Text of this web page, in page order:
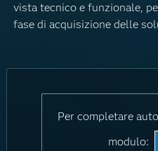
vista tecnico e funzionale,
fase di acquisizione delle
Per completare
modulo: